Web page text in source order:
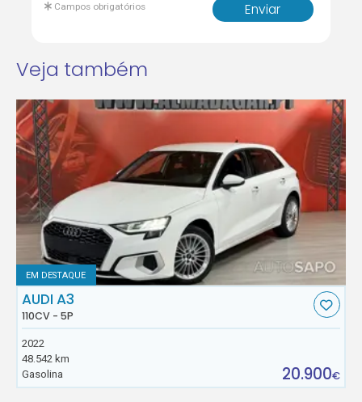
Enviar
Campos obrigatórios
Veja também
EM DESTAQUE
AUDI A3
110CV - 5P
2022
48.542 km
Gasolina
20.900€